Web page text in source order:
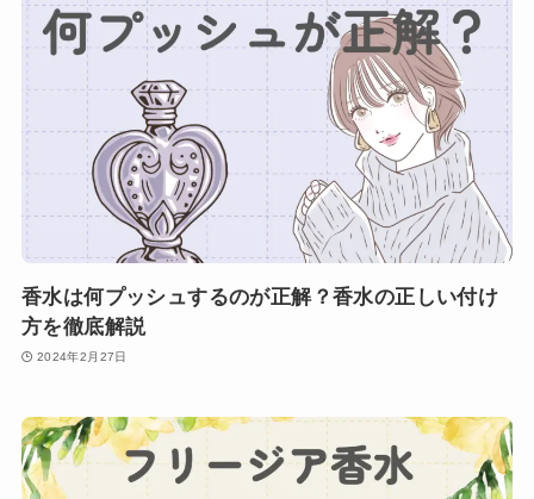
香水は何プッシュするのが正解？香水の正しい付け
方を徹底解説
2024年2月27日